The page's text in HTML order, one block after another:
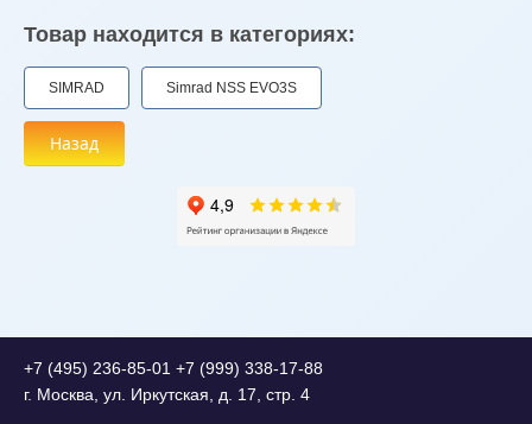
Товар находится в категориях:
SIMRAD Simrad NSS EVO3S
Назад
+7 (495) 236-85-01 +7 (999) 338-17-88
г. Москва, ул. Иркутская, д. 17, стр. 4